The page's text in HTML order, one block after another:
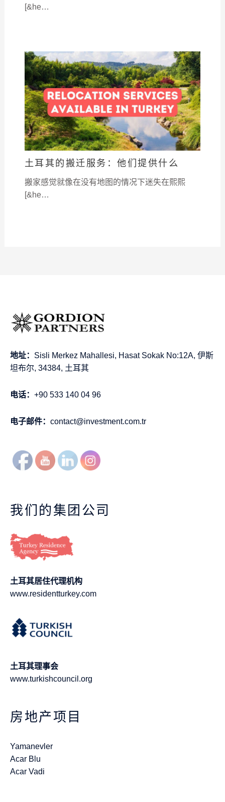
[&he…
土耳其的搬迁服务：他们提供什么
搬家感觉就像在没有地图的情况下迷失在熙熙
[&he…
地址： Sisli Merkez Mahallesi, Hasat Sokak No:12A, 伊斯
坦布尔, 34384, 土耳其
电话： +90 533 140 04 96
电子邮件： contact@investment.com.tr
我们的集团公司
土耳其居住代理机构
www.residentturkey.com
土耳其理事会
www.turkishcouncil.org
房地产项目
Yamanevler
Acar Blu
Acar Vadi